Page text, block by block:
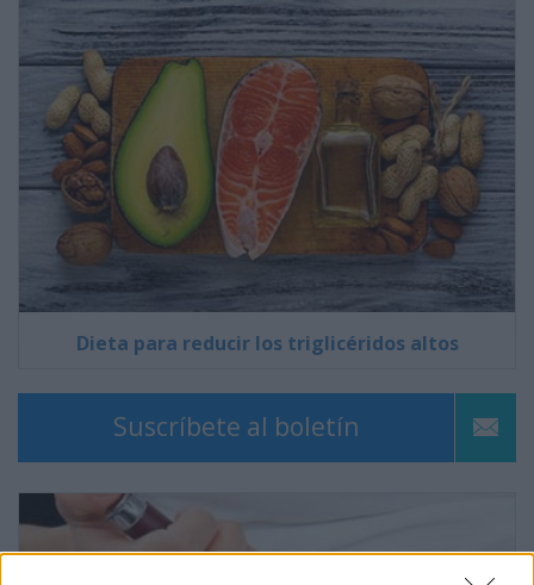
Dieta para reducir los triglicéridos altos
Suscríbete al boletín